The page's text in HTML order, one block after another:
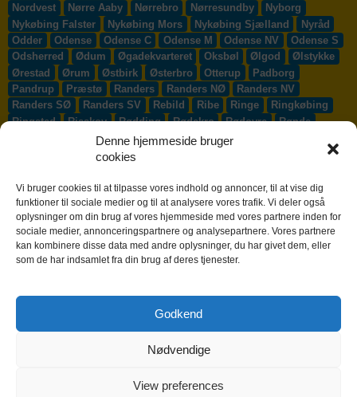
Denne hjemmeside bruger
cookies
Vi bruger cookies til at tilpasse vores indhold og annoncer, til at vise dig
funktioner til sociale medier og til at analysere vores trafik. Vi deler også
oplysninger om din brug af vores hjemmeside med vores partnere inden for
sociale medier, annonceringspartnere og analysepartnere. Vores partnere
kan kombinere disse data med andre oplysninger, du har givet dem, eller
som de har indsamlet fra din brug af deres tjenester.
Godkend
Nødvendige
View preferences
Nordvest
Nørre Aaby Nørrebro Nørresundby
Nyborg
Nykøbing Falster
Nykøbing Mors Nykøbing Sjælland
Nyråd
Odder
Odense Odense C Odense M Odense NV
Odense S
Odsherred
Ødum Øgadekvarteret Oksbøl Ølgod
Ølstykke
Ørestad
Ørum Østbirk Østerbro Otterup
Padborg
Pandrup
Præstø Randers Randers NØ
Randers NV
Randers SØ
Randers SV Rebild Ribe Ringe
Ringkøbing
Ringsted
Risskov Rødding Rødekro Rødovre
Rønde
Rønnede Roskilde Rudersdal
Rudkøbing
Ry Ryomgård
Skælskør
Skærbæk Skævinge Skagen
Skalborg
Skanderborg
Skibby Skibet Skive Skjern
Skørping
Skovlunde
Slagelse Slangerup Smørum
Smørumnedre
Sofiendal
Søften Solbjerg Solrød
Solrød Strand
Sønderborg
Søndersø Sorø Starup Stege
Stenløse
Stilling Stoholm
Sunds
Sydhavnen Taastrup
Taulov
Them Thisted Thurø By Tilst Tinglev
Tjæreborg
Tørring Trige
Vestbjerg Vester Hassing